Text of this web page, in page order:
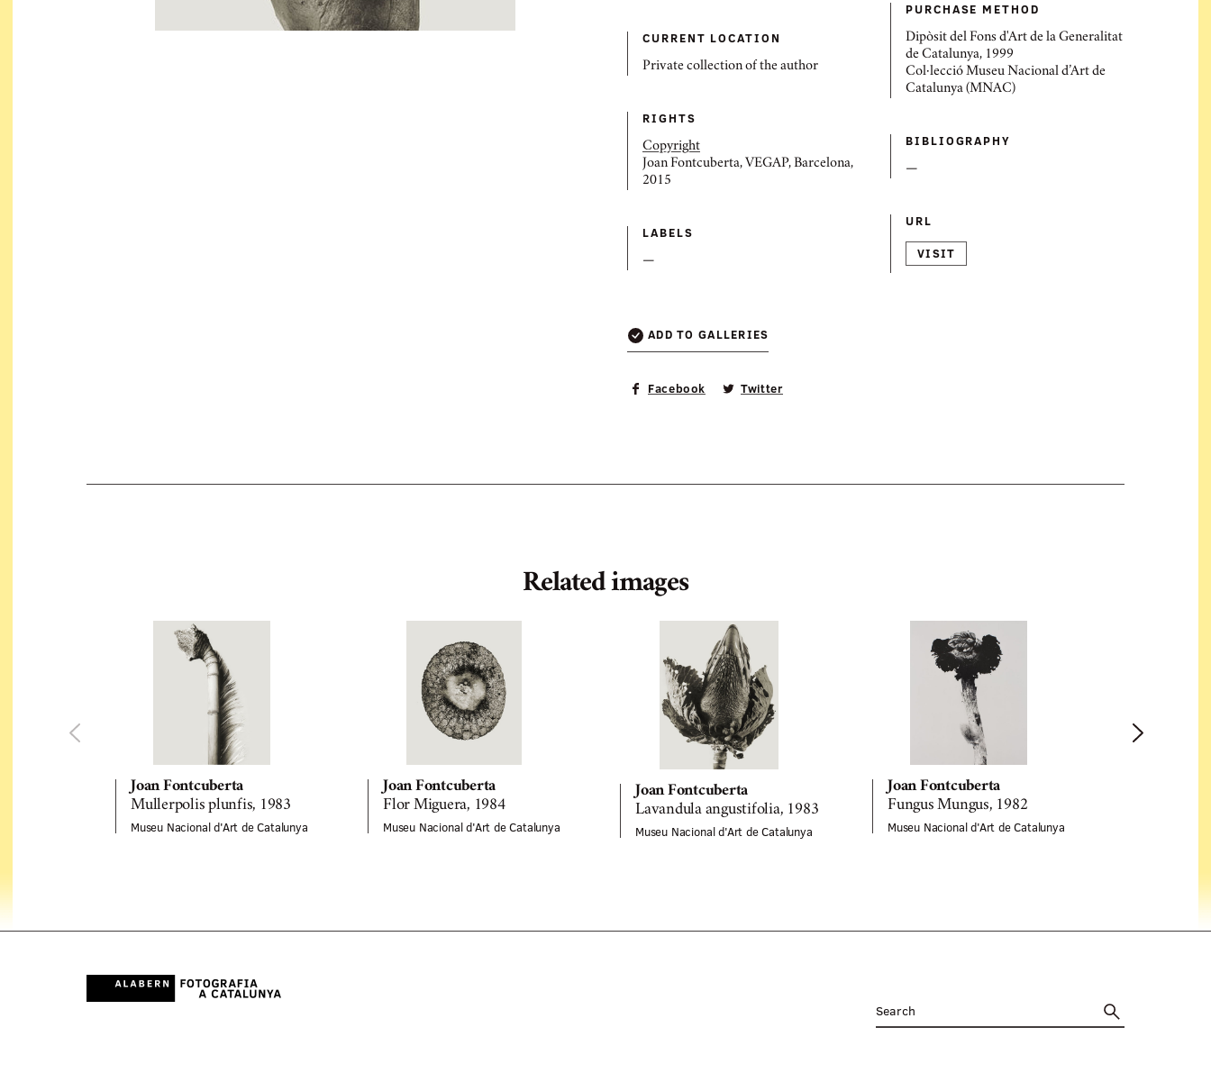
PURCHASE METHOD
Dipòsit del Fons d'Art de la Generalitat
de Catalunya, 1999
Col·lecció Museu Nacional d’Art de
Catalunya (MNAC)
CURRENT LOCATION
Private collection of the author
RIGHTS
Copyright
Joan Fontcuberta, VEGAP, Barcelona,
2015
BIBLIOGRAPHY
—
URL
VISIT
LABELS
—
ADD TO GALLERIES
Facebook Twitter
Related images
Joan Fontcuberta
Mullerpolis plunfis, 1983
Museu Nacional d'Art de Catalunya
Joan Fontcuberta
Flor Miguera, 1984
Museu Nacional d'Art de Catalunya
Joan Fontcuberta
Lavandula angustifolia, 1983
Museu Nacional d'Art de Catalunya
Joan Fontcuberta
Fungus Mungus, 1982
Museu Nacional d'Art de Catalunya